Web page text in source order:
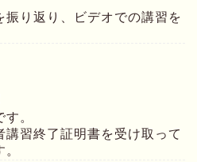
振り返り、ビデオでの講習を
。
講習終了証明書を受け取って